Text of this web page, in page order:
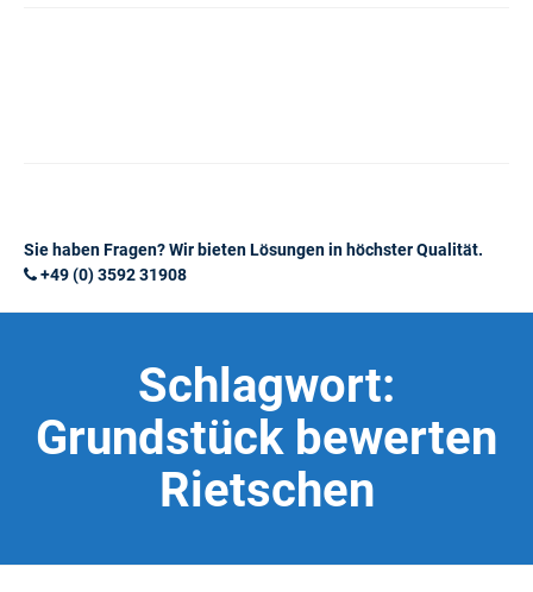
Sie haben Fragen? Wir bieten Lösungen in höchster Qualität.
+49 (0) 3592 31908
Schlagwort:
Grundstück bewerten
Rietschen